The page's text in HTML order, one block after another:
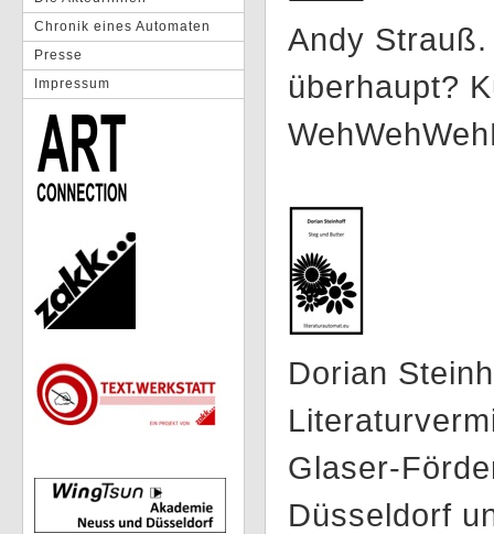
Chronik eines Automaten
Presse
Impressum
Andy
überhaupt?
Dorian
Glaser-
Düsseldorf